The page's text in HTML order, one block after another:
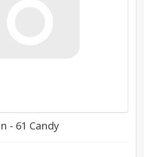
- 61 Candy